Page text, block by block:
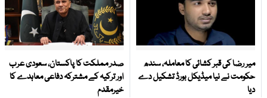
میر رضا کی قبر کشائی کا معاملہ، سندھ
حکومت نے نیا میڈیکل بورڈ تشکیل دے
دیا
صدر مملکت کا پاکستان، سعودی عرب
اور ترکیہ کے مشترکہ دفاعی معاہدے کا
خیرمقدم